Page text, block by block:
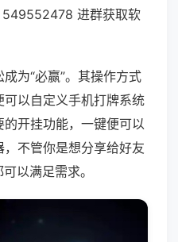
549552478 进群获取软
为“必赢”。其操作方式
以自定义手机打牌系统
开挂功能，一键便可以
不管你是想分享给好友
以满足需求。